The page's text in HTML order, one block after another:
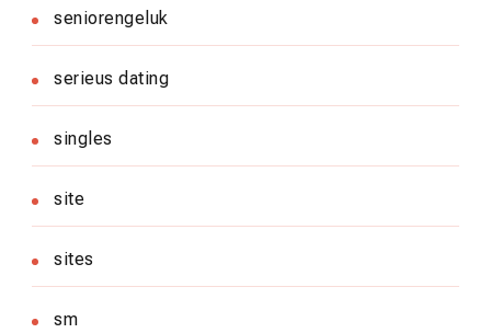
seniorengeluk
serieus dating
singles
site
sites
sm